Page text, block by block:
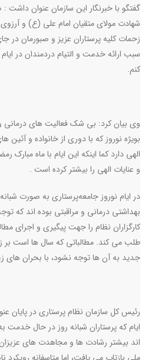
گفتگو با خبرنگار این سازمان عنوان
شهادت مولای متقیان امام علی (ع) و آرزوی
زحمات کلیه پرستاران عزیز و صبورمان در
سبب ارائه خدمت و التیام دردمندان در
کنم.
وی‌ بیان کرد: بی شک فعالیت های درمانی و
بویژه نوروز که با دوری از خانواده و
الهی دارد کما اینکه این ایام با ماه مبارک
و عنایات الهی را بیشتر کرده است .
در ایام نوروز جامعه‌پرستاری به صورت
بهداشتی درمانی و مراقبتی بوده اند که
کارگزاران نظام را جهت پیگیری و اجرای
طلب می کند. مطالباتی که سال ها است بر
جدید به آن ها توجه نشود، با بحران های
رئیس کل سازمان نظام پرستاری در پایان
ایام که پرستاران شبانه روز در حال خدمت
اند بیشتر رشادت ها و مجاهدت های